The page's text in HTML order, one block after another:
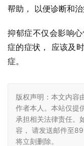
帮助， 以便诊断和治
抑郁症不仅会影响
症的症状， 应该及
症。
版权声明：本文内容
作者本人。本站仅提
承担相关法律责任。
容， 请发送邮件至
将立刻删除。